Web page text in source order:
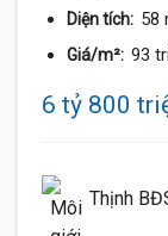
Diện tích: 58
Giá/m²: 93
6 tỷ 800
Thịnh